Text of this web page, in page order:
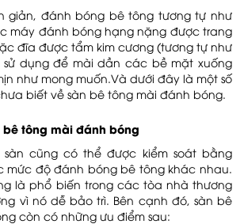
giản, đánh bóng bê tông tương tự như
máy đánh bóng hạng nặng được trang
đĩa được tẩm kim cương (tương tự như
dụng để mài dần các bề mặt xuống
như mong muốn.Và dưới đây là một số
biết về sàn bê tông mài đánh bóng.
bê tông mài đánh bóng
cũng có thể được kiểm soát bằng
mức độ đánh bóng bê tông khác nhau.
là phổ biến trong các tòa nhà thương
vì nó dễ bảo trì. Bên cạnh đó, sàn bê
còn có những ưu điểm sau: